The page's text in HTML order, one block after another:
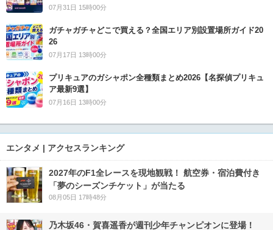
07月31日 15時00分
ガチャガチャどこで買える？全国エリア別設置場所ガイド20
26
07月17日 13時00分
プリキュアのガシャポン全種類まとめ2026【名探偵プリキュ
ア最新9選】
07月16日 13時00分
エンタメ | アクセスランキング
2027年のF1全レースを現地観戦！ 航空券・宿泊費付き
「夢のシーズンチケット」が当たる
08月05日 17時48分
乃木坂46・賀喜遥香が週刊少年チャンピオンに登場！